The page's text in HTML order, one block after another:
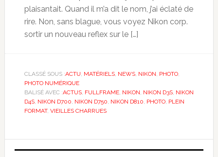
plaisantait. Quand il m’a dit le nom, j’ai éclaté de
rire. Non, sans blague, vous voyez Nikon corp.
sortir un nouveau reflex sur le […]
CLASSÉ SOUS :ACTU MATÉRIELS, NEWS, NIKON PHOTO,
PHOTO NUMÉRIQUE
BALISÉ AVEC :ACTUS, FULLFRAME, NIKON NIKON D3S, NIKON
D4S, NIKON D700 NIKON D750 NIKON D810 PHOTO, PLEIN
FORMAT, VIEILLES CHARRUES